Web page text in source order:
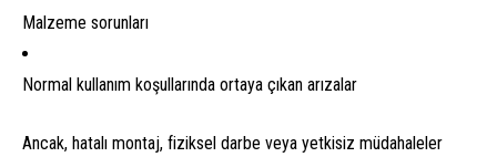
Malzeme sorunları
Normal kullanım koşullarında ortaya çıkan arızalar
Ancak, hatalı montaj, fiziksel darbe veya yetkisiz müdahaleler